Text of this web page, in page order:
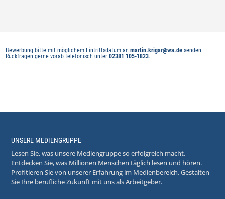
Bewerbung bitte mit möglichem Eintrittsdatum anmartin.krigar@wa.de senden.
Rückfragen gerne vorab telefonisch unter02381 105-1823.
UNSERE MEDIENGRUPPE
Lesen Sie, was unsere Mediengruppe so erfolgreich macht.
Entdecken Sie, was Millionen Menschen täglich lesen und hören.
Profitieren Sie von unserer Erfahrung im Medienbereich. Gestalten
Sie Ihre berufliche Zukunft mit uns als Arbeitgeber.